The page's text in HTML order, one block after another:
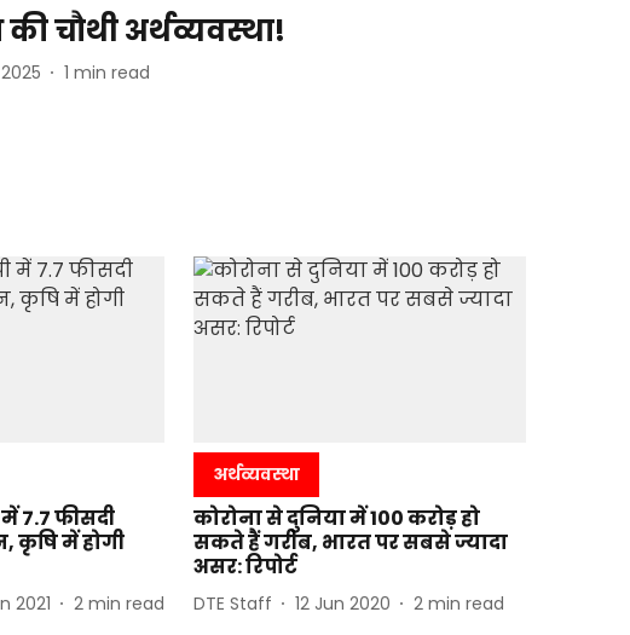
की चौथी अर्थव्यवस्था!
1 min read
7.7 फीसदी
कृषि में होगी
2021 2 min read
अर्थव्यवस्था
कोरोना से दुनिया में 100 करोड़ हो
सकते हैं गरीब, भारत पर सबसे ज्यादा
असर: रिपोर्ट
DTE Staff 12 Jun 2020 2 min read